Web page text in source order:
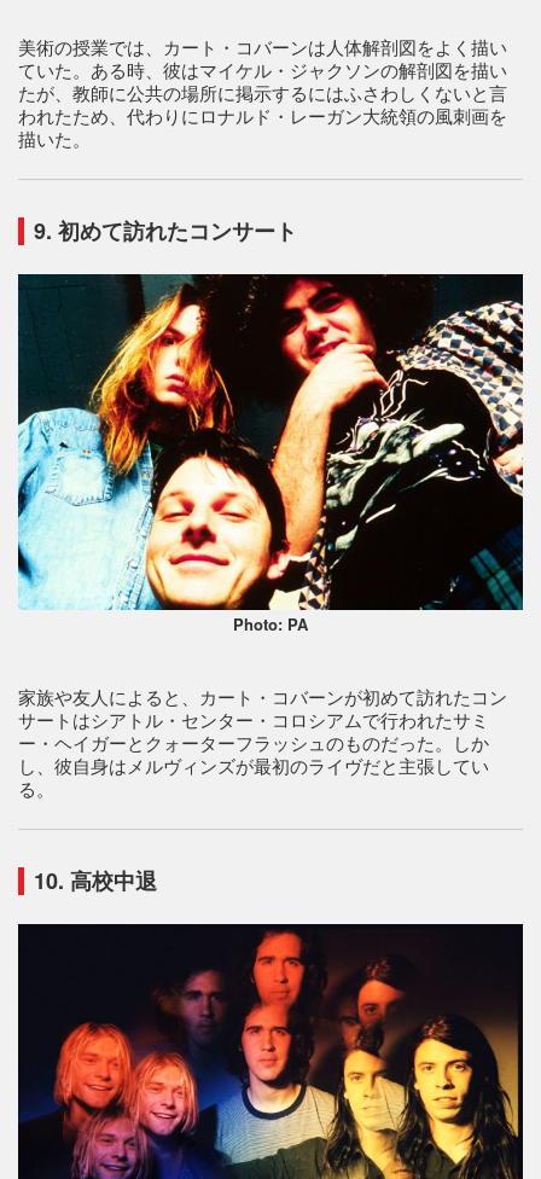
美術の授業では、カート・コバーンは人体解剖図をよく描い
ていた。ある時、彼はマイケル・ジャクソンの解剖図を描い
たが、教師に公共の場所に掲示するにはふさわしくないと言
われたため、代わりにロナルド・レーガン大統領の風刺画を
描いた。
9. 初めて訪れたコンサート
Photo: PA
家族や友人によると、カート・コバーンが初めて訪れたコン
サートはシアトル・センター・コロシアムで行われたサミ
ー・ヘイガーとクォーターフラッシュのものだった。しか
し、彼自身はメルヴィンズが最初のライヴだと主張してい
る。
10. 高校中退